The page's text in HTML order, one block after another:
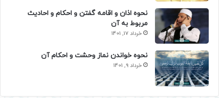
نحوه اذان و اقامه گفتن و احکام و احادیث
مربوط به آن
خرداد 17, 1401
نحوه خواندن نماز وحشت و احکام آن
خرداد 9, 1401